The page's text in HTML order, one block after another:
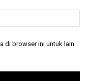
di browser ini untuk lain